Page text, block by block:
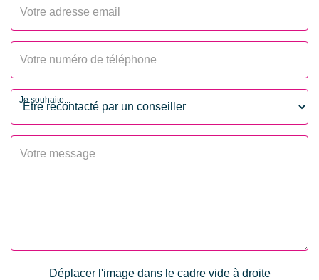
Je souhaite...
Déplacer l'image dans le cadre vide à droite